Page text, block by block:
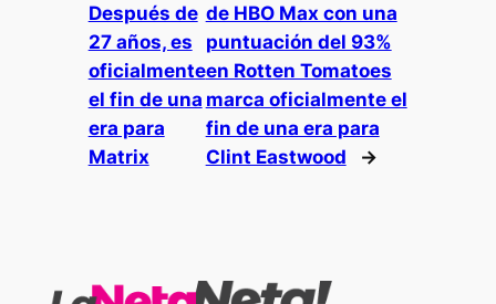
Después de
27 años, es
oficialmente
el fin de una
era para
Matrix
de HBO Max con una
puntuación del 93%
en Rotten Tomatoes
marca oficialmente el
fin de una era para
Clint Eastwood
→